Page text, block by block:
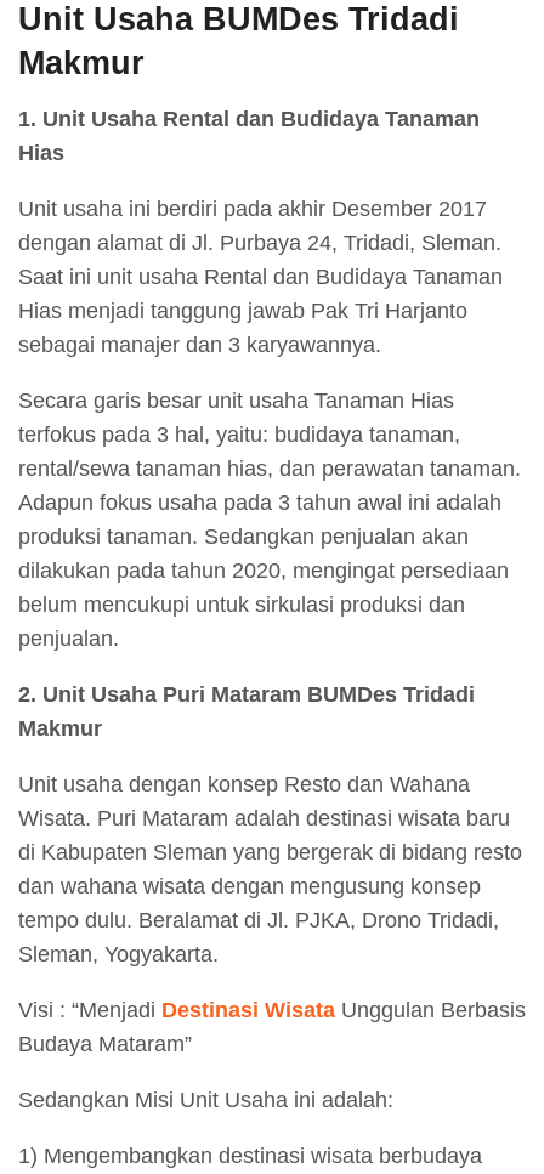
Unit Usaha BUMDes Tridadi
Makmur
1. Unit Usaha Rental dan Budidaya Tanaman
Hias
Unit usaha ini berdiri pada akhir Desember 2017
dengan alamat di Jl. Purbaya 24, Tridadi, Sleman.
Saat ini unit usaha Rental dan Budidaya Tanaman
Hias menjadi tanggung jawab Pak Tri Harjanto
sebagai manajer dan 3 karyawannya.
Secara garis besar unit usaha Tanaman Hias
terfokus pada 3 hal, yaitu: budidaya tanaman,
rental/sewa tanaman hias, dan perawatan tanaman.
Adapun fokus usaha pada 3 tahun awal ini adalah
produksi tanaman. Sedangkan penjualan akan
dilakukan pada tahun 2020, mengingat persediaan
belum mencukupi untuk sirkulasi produksi dan
penjualan.
2. Unit Usaha Puri Mataram BUMDes Tridadi
Makmur
Unit usaha dengan konsep Resto dan Wahana
Wisata. Puri Mataram adalah destinasi wisata baru
di Kabupaten Sleman yang bergerak di bidang resto
dan wahana wisata dengan mengusung konsep
tempo dulu. Beralamat di Jl. PJKA, Drono Tridadi,
Sleman, Yogyakarta.
Visi : “Menjadi Destinasi Wisata Unggulan Berbasis
Budaya Mataram”
Sedangkan Misi Unit Usaha ini adalah:
1) Mengembangkan destinasi wisata berbudaya